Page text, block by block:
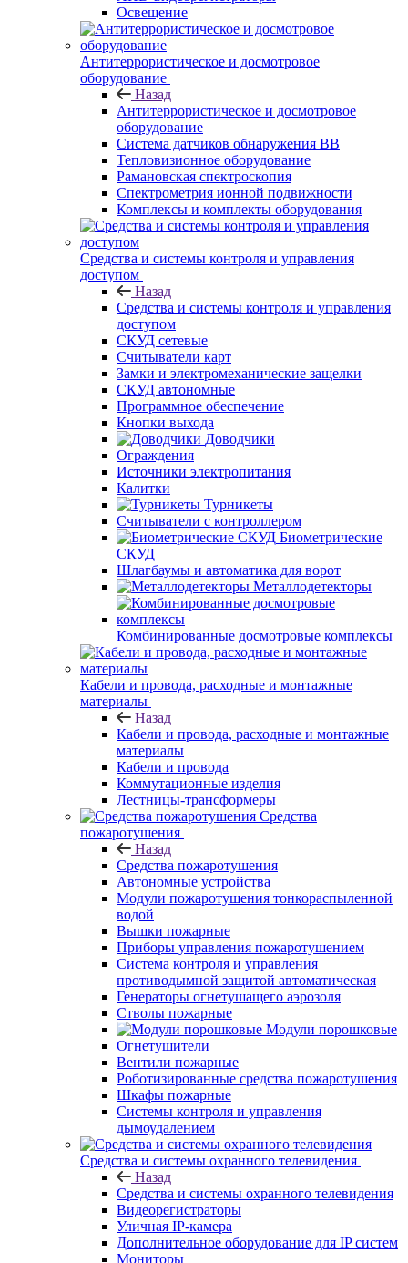
Освещение
Антитеррористическое и досмотровое
оборудование
Назад
Антитеррористическое и досмотровое
оборудование
Cистема датчиков обнаружения ВВ
Тепловизионное оборудование
Рамановская спектроскопия
Спектрометрия ионной подвижности
Комплексы и комплекты оборудования
Средства и системы контроля и управления
доступом
Назад
Средства и системы контроля и управления
доступом
СКУД сетевые
Считыватели карт
Замки и электромеханические защелки
СКУД автономные
Программное обеспечение
Кнопки выхода
Доводчики
Ограждения
Источники электропитания
Калитки
Турникеты
Считыватели с контроллером
Биометрические
СКУД
Шлагбаумы и автоматика для ворот
Металлодетекторы
Комбинированные досмотровые комплексы
Кабели и провода, расходные и монтажные
материалы
Назад
Кабели и провода, расходные и монтажные
материалы
Кабели и провода
Коммутационные изделия
Лестницы-трансформеры
Средства
пожаротушения
Назад
Средства пожаротушения
Автономные устройства
Модули пожаротушения тонкораспыленной
водой
Вышки пожарные
Приборы управления пожаротушением
Система контроля и управления
противодымной защитой автоматическая
Генераторы огнетушащего аэрозоля
Стволы пожарные
Модули порошковые
Огнетушители
Вентили пожарные
Роботизированные средства пожаротушения
Шкафы пожарные
Системы контроля и управления
дымоудалением
Средства и системы охранного телевидения
Назад
Средства и системы охранного телевидения
Видеорегистраторы
Уличная IP-камера
Дополнительное оборудование для IP систем
Мониторы